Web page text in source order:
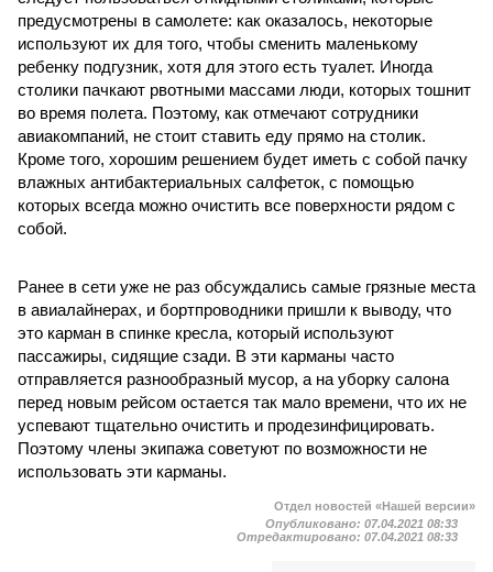
предусмотрены в самолете: как оказалось, некоторые
используют их для того, чтобы сменить маленькому
ребенку подгузник, хотя для этого есть туалет. Иногда
столики пачкают рвотными массами люди, которых тошнит
во время полета. Поэтому, как отмечают сотрудники
авиакомпаний, не стоит ставить еду прямо на столик.
Кроме того, хорошим решением будет иметь с собой пачку
влажных антибактериальных салфеток, с помощью
которых всегда можно очистить все поверхности рядом с
собой.
Ранее в сети уже не раз обсуждались самые грязные места
в авиалайнерах, и бортпроводники пришли к выводу, что
это карман в спинке кресла, который используют
пассажиры, сидящие сзади. В эти карманы часто
отправляется разнообразный мусор, а на уборку салона
перед новым рейсом остается так мало времени, что их не
успевают тщательно очистить и продезинфицировать.
Поэтому члены экипажа советуют по возможности не
использовать эти карманы.
Отдел новостей «Нашей версии»
Опубликовано: 07.04.2021 08:33
Отредактировано: 07.04.2021 08:33